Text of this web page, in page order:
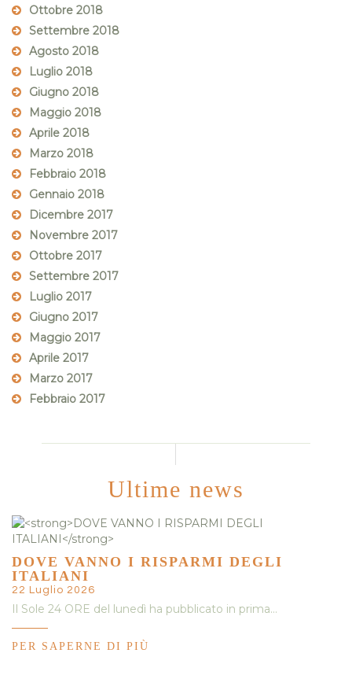
Ottobre 2018
Settembre 2018
Agosto 2018
Luglio 2018
Giugno 2018
Maggio 2018
Aprile 2018
Marzo 2018
Febbraio 2018
Gennaio 2018
Dicembre 2017
Novembre 2017
Ottobre 2017
Settembre 2017
Luglio 2017
Giugno 2017
Maggio 2017
Aprile 2017
Marzo 2017
Febbraio 2017
Ultime news
DOVE VANNO I RISPARMI DEGLI
ITALIANI
22 Luglio 2026
Il Sole 24 ORE del lunedì ha pubblicato in prima…
PER SAPERNE DI PIÙ